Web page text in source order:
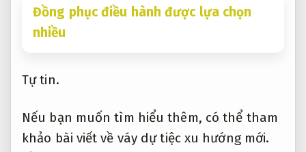
Đồng phục điều hành được lựa chọn
nhiều
Tự tin.
Nếu bạn muốn tìm hiểu thêm, có thể tham
khảo bài viết về váy dự tiệc xu hướng mới.